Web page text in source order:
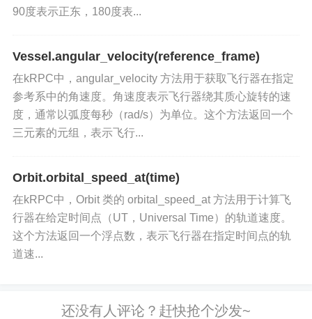
90度表示正东，180度表...
Vessel.angular_velocity(reference_frame)
在kRPC中，angular_velocity 方法用于获取飞行器在指定
参考系中的角速度。角速度表示飞行器绕其质心旋转的速
度，通常以弧度每秒（rad/s）为单位。这个方法返回一个
三元素的元组，表示飞行...
Orbit.orbital_speed_at(time)
在kRPC中，Orbit 类的 orbital_speed_at 方法用于计算飞
行器在给定时间点（UT，Universal Time）的轨道速度。
这个方法返回一个浮点数，表示飞行器在指定时间点的轨
道速...